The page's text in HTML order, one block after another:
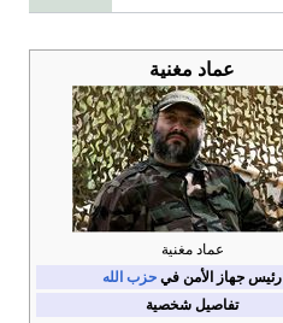
عماد مغنية
عماد مغنية
رئيس جهاز الأمن في حزب الله
تفاصيل شخصية